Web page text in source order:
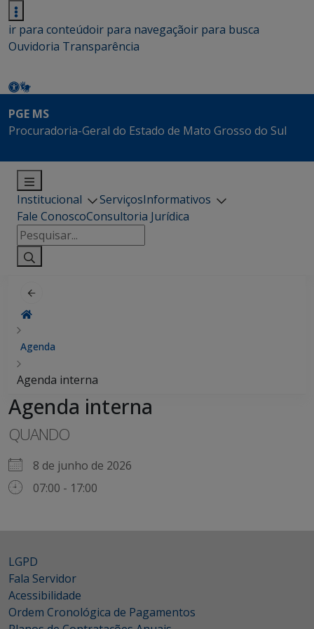
ir para conteúdoir para navegaçãoir para busca
Ouvidoria Transparência
PGE MS
Procuradoria-Geral do Estado de Mato Grosso do Sul
Institucional ServiçosInformativos
Fale ConoscoConsultoria Jurídica
Pesquisar
por:
Agenda
Agenda interna
Agenda interna
QUANDO
8 de junho de 2026
07:00 - 17:00
LGPD
Fala Servidor
Acessibilidade
Ordem Cronológica de Pagamentos